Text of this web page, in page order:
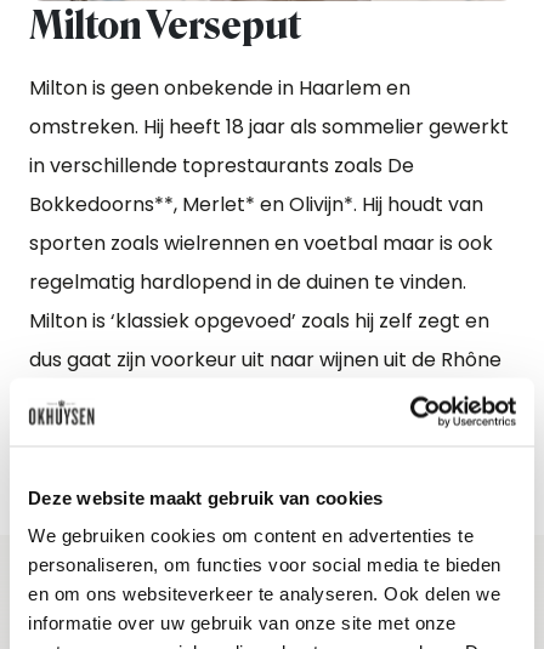
Deze website maakt gebruik van cookies
We gebruiken cookies om content en advertenties te
personaliseren, om functies voor social media te bieden
en om ons websiteverkeer te analyseren. Ook delen we
informatie over uw gebruik van onze site met onze
Milton Verseput
Milton is geen onbekende in Haarlem en
omstreken. Hij heeft 18 jaar als sommelier gewerkt
in verschillende toprestaurants zoals De
Bokkedoorns**, Merlet* en Olivijn*. Hij houdt van
sporten zoals wielrennen en voetbal maar is ook
regelmatig hardlopend in de duinen te vinden.
Milton is ‘klassiek opgevoed’ zoals hij zelf zegt en
dus gaat zijn voorkeur uit naar wijnen uit de Rhône
en de Loire, maar hij is ook fervent liefhebber van